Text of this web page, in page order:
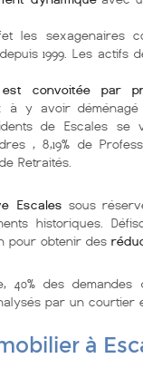
les sexagenaires
1999. Les actifs
est convoitée par
à y avoir
de Escales se
, 8,19% de
Retraités.
Escales sous
historiques.
pour obtenir des
40% des demandes
par un courtier
à